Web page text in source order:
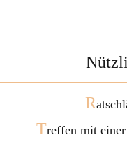
R
Treffen mit einer